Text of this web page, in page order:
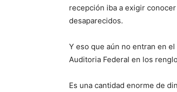
recepción iba a exigir
desaparecidos.
Y eso que aún no entran en
Auditoria Federal en los
Es una cantidad enorme de